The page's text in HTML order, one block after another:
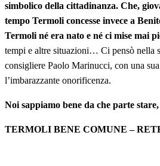
simbolico della cittadinanza. Che,
tempo Termoli concesse invece a
Termoli né era nato e né ci mise mai
tempi e altre situazioni… Ci pensò nella
consigliere Paolo Marinucci, con una
l’imbarazzante onorificenza.
Noi sappiamo bene da che parte
TERMOLI BENE COMUNE –